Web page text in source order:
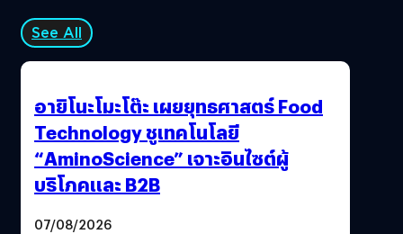
See All
อายิโนะโมะโต๊ะ เผยยุทธศาสตร์ Food
Technology ชูเทคโนโลยี
“AminoScience” เจาะอินไซต์ผู้
บริโภคและ B2B
07/08/2026